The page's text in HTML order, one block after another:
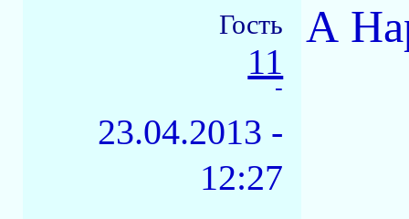
Гость
11
-
23.04.2013 -
12:27
А